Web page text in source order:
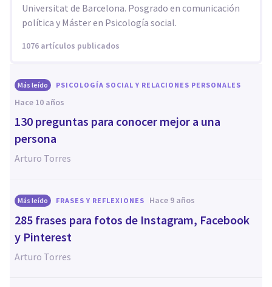
Universitat de Barcelona. Posgrado en comunicación
política y Máster en Psicología social.
1076 artículos publicados
Más leído PSICOLOGÍA SOCIAL Y RELACIONES PERSONALES
hace 10 años
130 preguntas para conocer mejor a una
persona
Arturo Torres
Más leído FRASES Y REFLEXIONES hace 9 años
285 frases para fotos de Instagram, Facebook
y Pinterest
Arturo Torres